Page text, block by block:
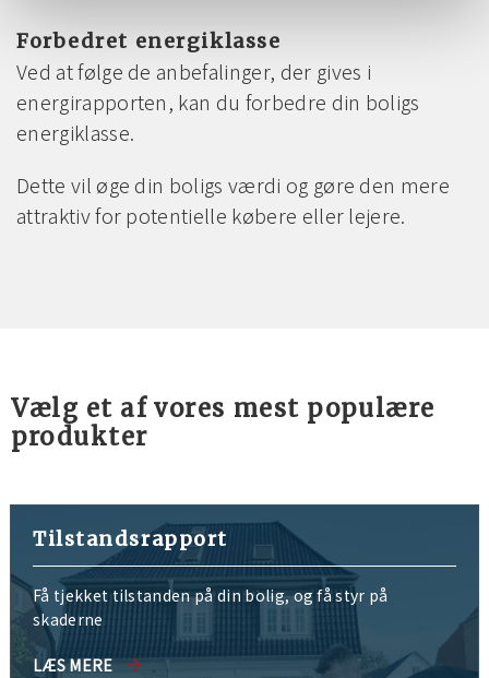
Forbedret energiklasse
Ved at følge de anbefalinger, der gives i
energirapporten, kan du forbedre din boligs
energiklasse.
Dette vil øge din boligs værdi og gøre den mere
attraktiv for potentielle købere eller lejere.
Vælg et af vores mest populære
produkter
Tilstandsrapport
Få tjekket tilstanden på din bolig, og få styr på
skaderne
LÆS MERE